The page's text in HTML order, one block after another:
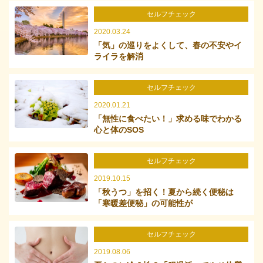
セルフチェック
2020.03.24
「気」の巡りをよくして、春の不安やイ
ライラを解消
セルフチェック
2020.01.21
「無性に食べたい！」求める味でわかる
心と体のSOS
セルフチェック
2019.10.15
「秋うつ」を招く！夏から続く便秘は
「寒暖差便秘」の可能性が
セルフチェック
2019.08.06